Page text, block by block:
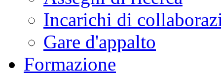
Incarichi di
Gare d'appalto
Formazione